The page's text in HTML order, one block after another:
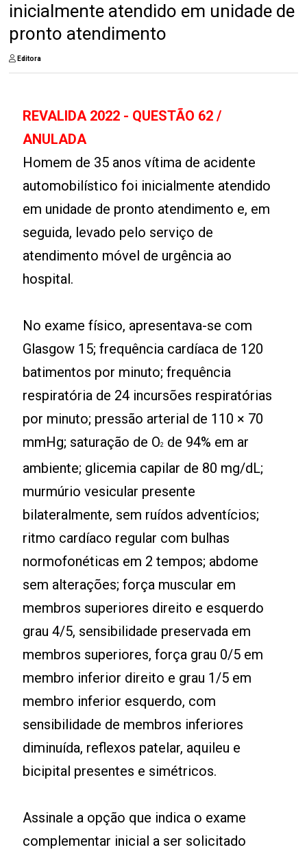
inicialmente atendido em unidade de
pronto atendimento
Editora
REVALIDA 2022 - QUESTÃO 62 /
ANULADA
Homem de 35 anos vítima de acidente
automobilístico foi inicialmente atendido
em unidade de pronto atendimento e, em
seguida, levado pelo serviço de
atendimento móvel de urgência ao
hospital.
No exame físico, apresentava-se com
Glasgow 15; frequência cardíaca de 120
batimentos por minuto; frequência
respiratória de 24 incursões respiratórias
por minuto; pressão arterial de 110 × 70
mmHg; saturação de O2 de 94% em ar
ambiente; glicemia capilar de 80 mg/dL;
murmúrio vesicular presente
bilateralmente, sem ruídos adventícios;
ritmo cardíaco regular com bulhas
normofonéticas em 2 tempos; abdome
sem alterações; força muscular em
membros superiores direito e esquerdo
grau 4/5, sensibilidade preservada em
membros superiores, força grau 0/5 em
membro inferior direito e grau 1/5 em
membro inferior esquerdo, com
sensibilidade de membros inferiores
diminuída, reflexos patelar, aquileu e
bicipital presentes e simétricos.
Assinale a opção que indica o exame
complementar inicial a ser solicitado